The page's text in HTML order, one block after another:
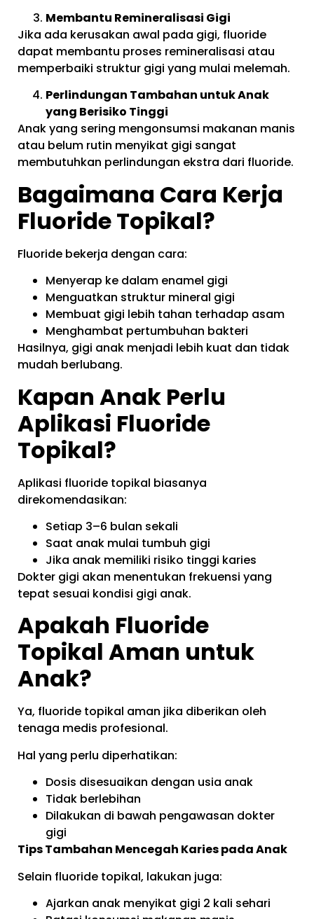
Membantu Remineralisasi Gigi
Jika ada kerusakan awal pada gigi, fluoride
dapat membantu proses remineralisasi atau
memperbaiki struktur gigi yang mulai melemah.
Perlindungan Tambahan untuk Anak
yang Berisiko Tinggi
Anak yang sering mengonsumsi makanan manis
atau belum rutin menyikat gigi sangat
membutuhkan perlindungan ekstra dari fluoride.
Bagaimana Cara Kerja
Fluoride Topikal?
Fluoride bekerja dengan cara:
Menyerap ke dalam enamel gigi
Menguatkan struktur mineral gigi
Membuat gigi lebih tahan terhadap asam
Menghambat pertumbuhan bakteri
Hasilnya, gigi anak menjadi lebih kuat dan tidak
mudah berlubang.
Kapan Anak Perlu
Aplikasi Fluoride
Topikal?
Aplikasi fluoride topikal biasanya
direkomendasikan:
Setiap 3–6 bulan sekali
Saat anak mulai tumbuh gigi
Jika anak memiliki risiko tinggi karies
Dokter gigi akan menentukan frekuensi yang
tepat sesuai kondisi gigi anak.
Apakah Fluoride
Topikal Aman untuk
Anak?
Ya, fluoride topikal aman jika diberikan oleh
tenaga medis profesional.
Hal yang perlu diperhatikan:
Dosis disesuaikan dengan usia anak
Tidak berlebihan
Dilakukan di bawah pengawasan dokter
gigi
Tips Tambahan Mencegah Karies pada Anak
Selain fluoride topikal, lakukan juga:
Ajarkan anak menyikat gigi 2 kali sehari